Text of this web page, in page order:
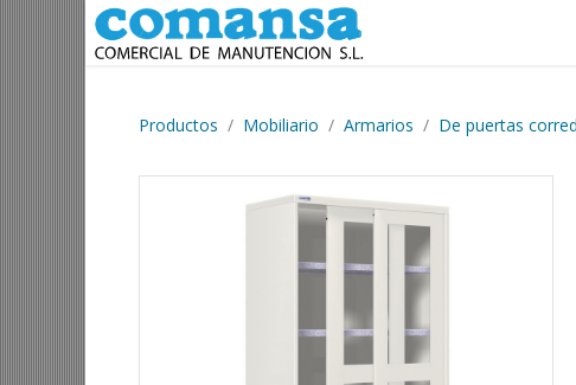
Ir al contenido
Productos Mobiliario Armarios De puertas